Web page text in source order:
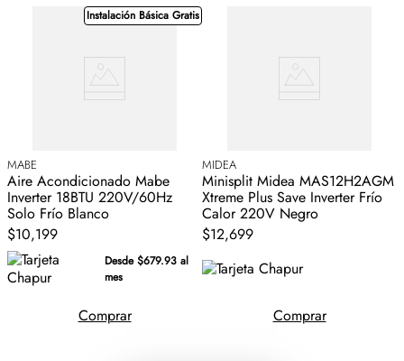
Peso Sin empaque: Interior 9.7 kg | U. Exterior 29.8 KG
Dimensiones sin empaque: 802x200x295
Voltaje: 110 V
Instalación Básica Gratis
MABE
Aire Acondicionado Mabe
Inverter 18BTU 220V/60Hz
Solo Frío Blanco
$10,199
Desde $679.93 al
mes
Comprar
MIDEA
Minisplit Midea MAS12H2AGM
Xtreme Plus Save Inverter Frío
Calor 220V Negro
$12,699
Comprar